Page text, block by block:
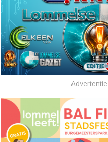
Advertentie